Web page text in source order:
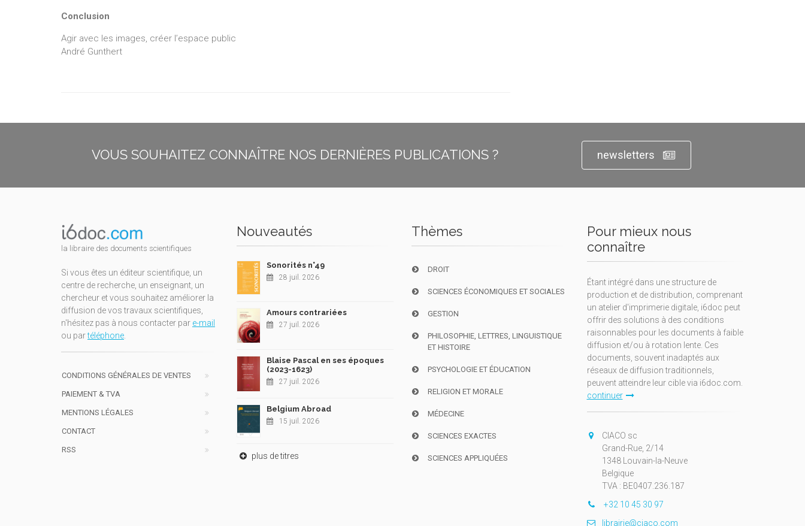
Conclusion
Agir avec les images, créer l’espace public
André Gunthert
VOUS SOUHAITEZ CONNAÎTRE NOS DERNIÈRES PUBLICATIONS ? newsletters
la libraire des documents scientifiques
Si vous êtes un éditeur scientifique, un
centre de recherche, un enseignant, un
chercheur et vous souhaitez améliorer la
diffusion de vos travaux scientifiques,
n'hésitez pas à nous contacter par e-mail
ou partéléphone
CONDITIONS GÉNÉRALES DE VENTES
PAIEMENT & TVA
MENTIONS LÉGALES
CONTACT
RSS
Nouveautés
Sonorités n°49
28 juil. 2026
Amours contrariées
27 juil. 2026
Blaise Pascal en ses époques
(2023-1623)
27 juil. 2026
Belgium Abroad
15 juil. 2026
plus de titres
Thèmes
DROIT
SCIENCES ÉCONOMIQUES ET SOCIALES
GESTION
PHILOSOPHIE, LETTRES, LINGUISTIQUE
ET HISTOIRE
PSYCHOLOGIE ET ÉDUCATION
RELIGION ET MORALE
MÉDECINE
SCIENCES EXACTES
SCIENCES APPLIQUÉES
Pour mieux nous
connaître
Étant intégré dans une structure de
production et de distribution, comprenant
un atelier d'imprimerie digitale, i6doc peut
offrir des solutions à des conditions
raisonnables pour les documents à faible
diffusion et/ou à rotation lente. Ces
documents, souvent inadaptés aux
réseaux de diffusion traditionnels,
peuvent atteindre leur cible via i6doc.com.
continuer
CIACO sc
Grand-Rue, 2/14
1348 Louvain-la-Neuve
Belgique
TVA : BE0407.236.187
+32 10 45 30 97
librairie@ciaco.com